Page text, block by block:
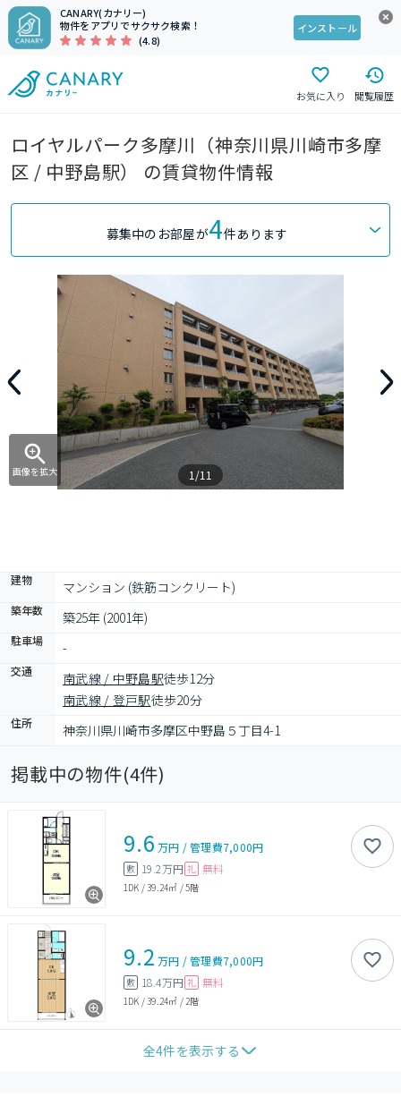
CANARY(カナリー)
物件をアプリでサクサク検索！
(4.8)
インストール
お気に入り 閲覧履歴
ロイヤルパーク多摩川（神奈川県川崎市多摩
区 / 中野島駅） の賃貸物件情報
募集中のお部屋が4件あります
画像を拡大 1/11
建物 マンション (鉄筋コンクリート)
築年数 築25年 (2001年)
駐車場 -
交通 南武線 / 中野島駅徒歩12分
南武線 / 登戸駅徒歩20分
住所 神奈川県川崎市多摩区中野島５丁目4-1
掲載中の物件(4件)
9.6 万円 /管理費7,000円
敷 19.2万円 礼 無料
1DK /39.24㎡ /5階
9.2 万円 /管理費7,000円
敷 18.4万円 礼 無料
1DK /39.24㎡ / 2階
全4件を表示する